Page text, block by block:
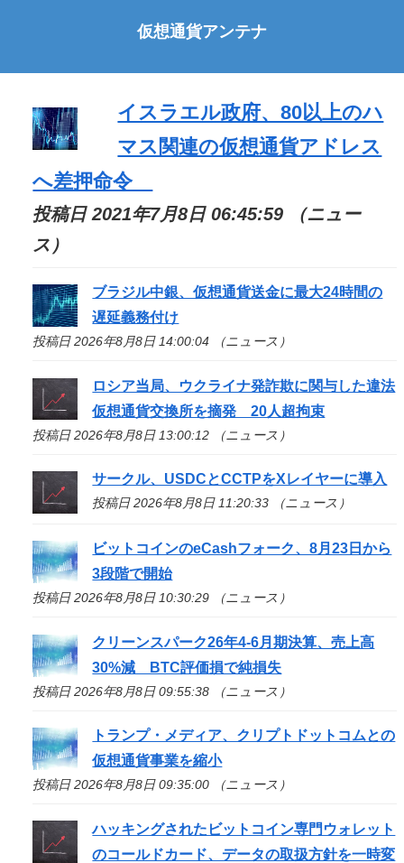
仮想通貨アンテナ
イスラエル政府、80以上のハ
マス関連の仮想通貨アドレス
へ差押命令
投稿日 2021年7月8日 06:45:59 （ニュー
ス）
ブラジル中銀、仮想通貨送金に最大24時間の
遅延義務付け
投稿日 2026年8月8日 14:00:04 （ニュース）
ロシア当局、ウクライナ発詐欺に関与した違法
仮想通貨交換所を摘発 20人超拘束
投稿日 2026年8月8日 13:00:12 （ニュース）
サークル、USDCとCCTPをXレイヤーに導入
投稿日 2026年8月8日 11:20:33 （ニュース）
ビットコインのeCashフォーク、8月23日から
3段階で開始
投稿日 2026年8月8日 10:30:29 （ニュース）
クリーンスパーク26年4-6月期決算、売上高
30%減 BTC評価損で純損失
投稿日 2026年8月8日 09:55:38 （ニュース）
トランプ・メディア、クリプトドットコムとの
仮想通貨事業を縮小
投稿日 2026年8月8日 09:35:00 （ニュース）
ハッキングされたビットコイン専門ウォレット
のコールドカード、データの取扱方針を一時変